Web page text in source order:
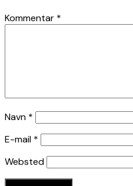
Kommentar *
Navn *
E-mail *
Websted